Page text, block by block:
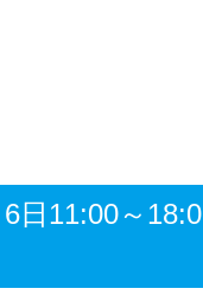
日11:00～18:0